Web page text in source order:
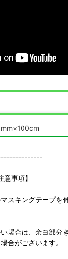
意事項】
スキングテープを
場合は、余白部分
合がございます。